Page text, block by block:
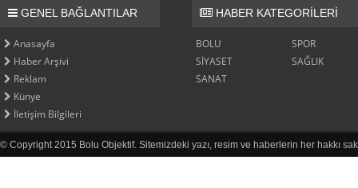
GENEL BAĞLANTILAR
Anasayfa
Haber Arşivi
Reklam
Künye
İletişim Bilgileri
HABER KATEGORİLERİ
BOLU
SPOR
SİYASET
SAĞLIK
SANAT
© Copyright 2015 Bolu Objektif. Sitemizdeki yazı, resim ve haberlerin her hakkı